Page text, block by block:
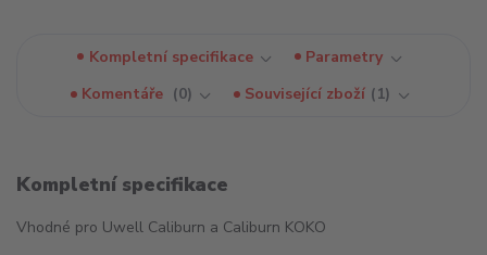
Kompletní specifikace
Parametry
Komentáře
0 Související zboží 1
Kompletní specifikace
Vhodné pro Uwell Caliburn a Caliburn KOKO